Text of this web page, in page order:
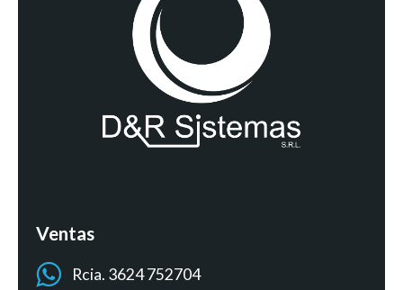
Ventas
Rcia. 3624 752704